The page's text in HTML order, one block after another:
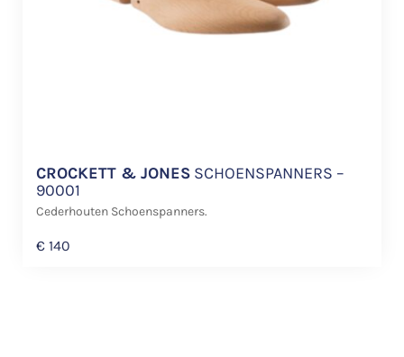
CROCKETT & JONES SCHOENSPANNERS –
90001
Cederhouten Schoenspanners.
€ 140